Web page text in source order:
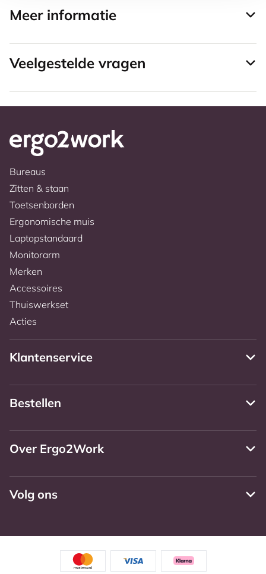
Meer informatie
Veelgestelde vragen
Bureaus
Zitten & staan
Toetsenborden
Ergonomische muis
Laptopstandaard
Monitorarm
Merken
Accessoires
Thuiswerkset
Acties
Klantenservice
Bestellen
Over Ergo2Work
Volg ons